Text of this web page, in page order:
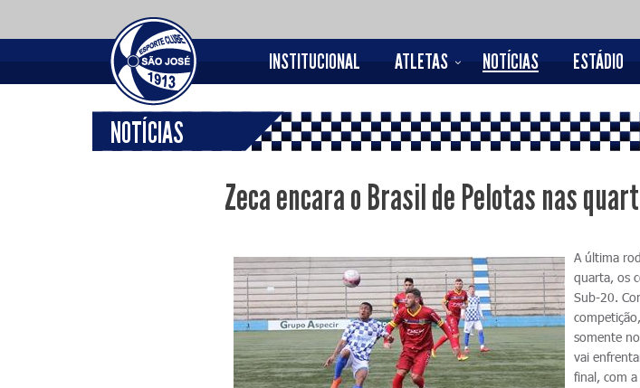
INSTITUCIONAL ATLETAS NOTÍCIAS ESTÁDIO
NOTÍCIAS
Zeca encara o Brasil de Pelotas nas
A última
quarta, os
Sub-20.
somente
vai
final, com